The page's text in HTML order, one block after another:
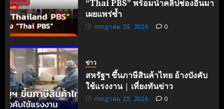
“Thai PBS” พร้อมนำคลิปช่องอื่นมา
เผยแพร่ซ้ำ
กรกฎาคม 25, 2026 0
ข่าว
สหรัฐฯ ขึ้นภาษีสินค้าไทย อ้างบังคับ
ใช้แรงงาน | เที่ยงทันข่าว
กรกฎาคม 25, 2026 0